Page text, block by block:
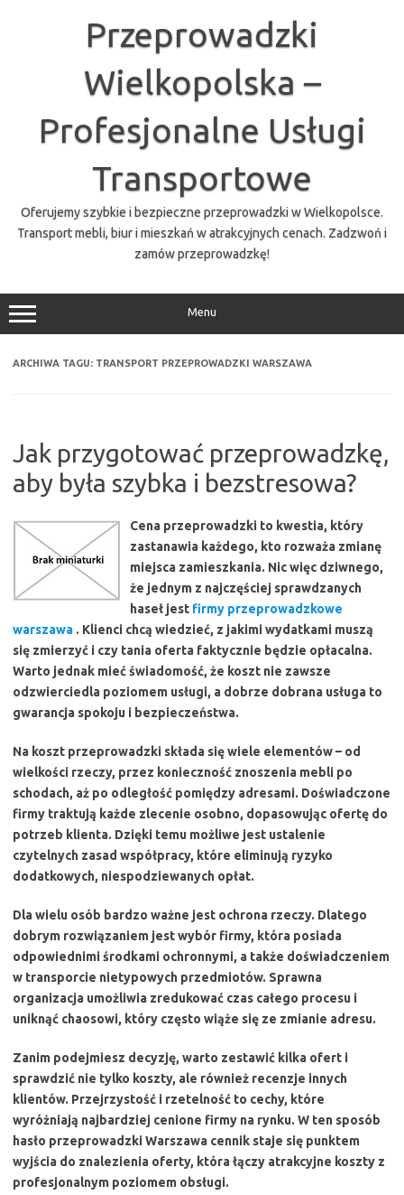
Przeprowadzki
Wielkopolska –
Profesjonalne Usługi
Transportowe
Oferujemy szybkie i bezpieczne przeprowadzki w Wielkopolsce.
Transport mebli, biur i mieszkań w atrakcyjnych cenach. Zadzwoń i
zamów przeprowadzkę!
Menu
ARCHIWA TAGU: TRANSPORT PRZEPROWADZKI WARSZAWA
Jak przygotować przeprowadzkę,
aby była szybka i bezstresowa?
Cena przeprowadzki to kwestia, który
zastanawia każdego, kto rozważa zmianę
miejsca zamieszkania. Nic więc dziwnego,
że jednym z najczęściej sprawdzanych
haseł jest firmy przeprowadzkowe
warszawa . Klienci chcą wiedzieć, z jakimi wydatkami muszą
się zmierzyć i czy tania oferta faktycznie będzie opłacalna.
Warto jednak mieć świadomość, że koszt nie zawsze
odzwierciedla poziomem usługi, a dobrze dobrana usługa to
gwarancja spokoju i bezpieczeństwa.
Na koszt przeprowadzki składa się wiele elementów – od
wielkości rzeczy, przez konieczność znoszenia mebli po
schodach, aż po odległość pomiędzy adresami. Doświadczone
firmy traktują każde zlecenie osobno, dopasowując ofertę do
potrzeb klienta. Dzięki temu możliwe jest ustalenie
czytelnych zasad współpracy, które eliminują ryzyko
dodatkowych, niespodziewanych opłat.
Dla wielu osób bardzo ważne jest ochrona rzeczy. Dlatego
dobrym rozwiązaniem jest wybór firmy, która posiada
odpowiednimi środkami ochronnymi, a także doświadczeniem
w transporcie nietypowych przedmiotów. Sprawna
organizacja umożliwia zredukować czas całego procesu i
uniknąć chaosowi, który często wiąże się ze zmianie adresu.
Zanim podejmiesz decyzję, warto zestawić kilka ofert i
sprawdzić nie tylko koszty, ale również recenzje innych
klientów. Przejrzystość i rzetelność to cechy, które
wyróżniają najbardziej cenione firmy na rynku. W ten sposób
hasło przeprowadzki Warszawa cennik staje się punktem
wyjścia do znalezienia oferty, która łączy atrakcyjne koszty z
profesjonalnym poziomem obsługi.